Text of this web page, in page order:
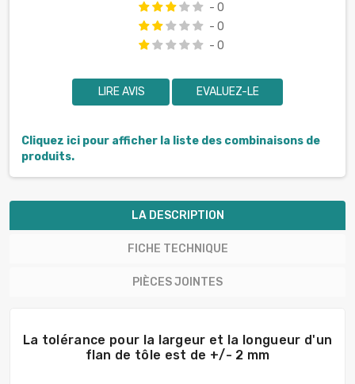
- 0
- 0
- 0
LIRE AVIS EVALUEZ-LE
Cliquez ici pour afficher la liste des combinaisons de
produits.
LA DESCRIPTION
FICHE TECHNIQUE
PIÈCES JOINTES
La tolérance pour la largeur et la longueur d'un
flan de tôle est de +/- 2 mm